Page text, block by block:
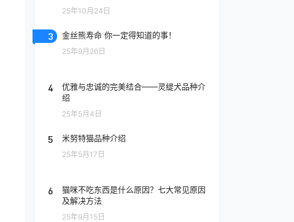
25年10月24日
3 金丝熊寿命 你一定得知道的事！
25年9月26日
4
优雅与忠诚的完美结合——灵缇犬品种介
绍
25年5月4日
5 米努特猫品种介绍
25年5月17日
6
猫咪不吃东西是什么原因？七大常见原因
及解决方法
25年9月15日